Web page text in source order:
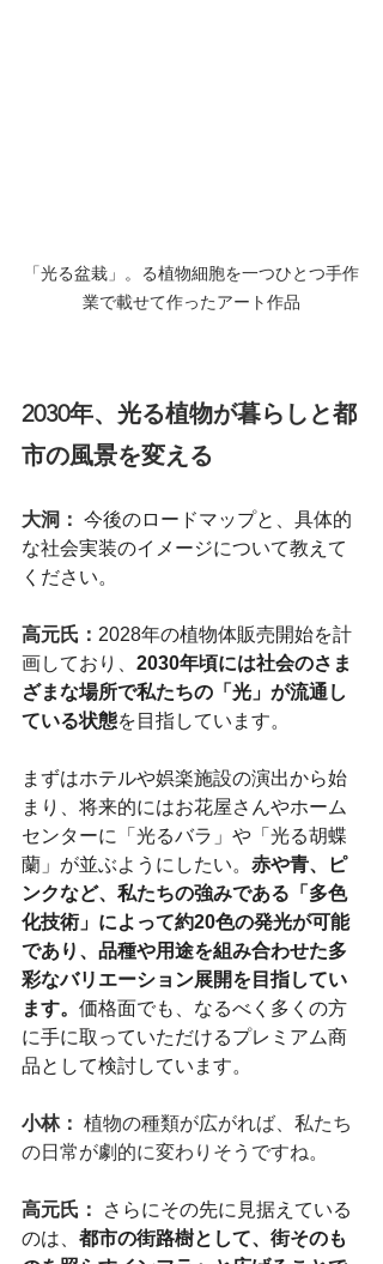
「光る盆栽」。る植物細胞を一つひとつ手作
業で載せて作ったアート作品
2030年、光る植物が暮らしと都
市の風景を変える
大洞： 今後のロードマップと、具体的
な社会実装のイメージについて教えて
ください。
高元氏： 2028年の植物体販売開始を計
画しており、 2030年頃には社会のさま
ざまな場所で私たちの「光」が流通し
ている状態を目指しています。
まずはホテルや娯楽施設の演出から始
まり、将来的にはお花屋さんやホーム
センターに「光るバラ」や「光る胡蝶
蘭」が並ぶようにしたい。 赤や青、ピ
ンクなど、私たちの強みである「多色
化技術」によって約20色の発光が可能
であり、品種や用途を組み合わせた多
彩なバリエーション展開を目指してい
ます。 価格面でも、なるべく多くの方
に手に取っていただけるプレミアム商
品として検討しています。
小林： 植物の種類が広がれば、私たち
の日常が劇的に変わりそうですね。
高元氏：
さらにその先に見据えている
のは、 都市の街路樹として、街そのも